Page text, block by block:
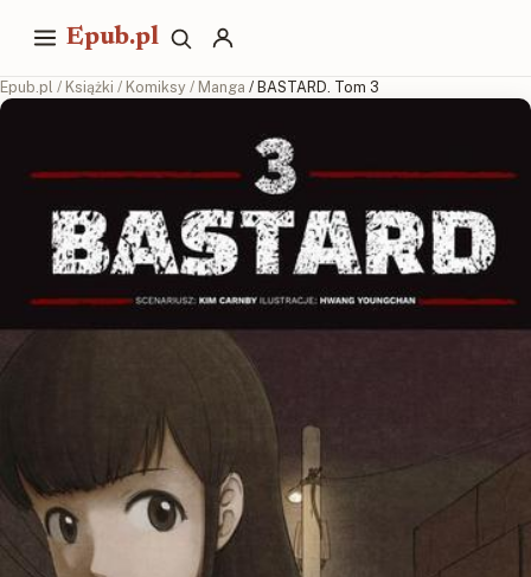
Epub.pl
Epub.pl / Książki / Komiksy / Manga / BASTARD. Tom 3